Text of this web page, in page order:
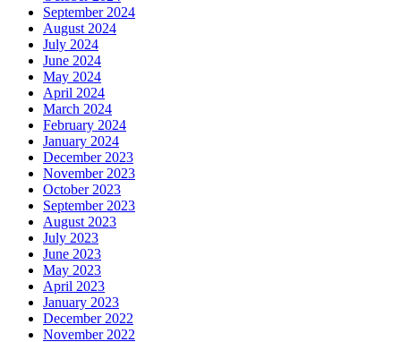
September 2024
August 2024
July 2024
June 2024
May 2024
April 2024
March 2024
February 2024
January 2024
December 2023
November 2023
October 2023
September 2023
August 2023
July 2023
June 2023
May 2023
April 2023
January 2023
December 2022
November 2022